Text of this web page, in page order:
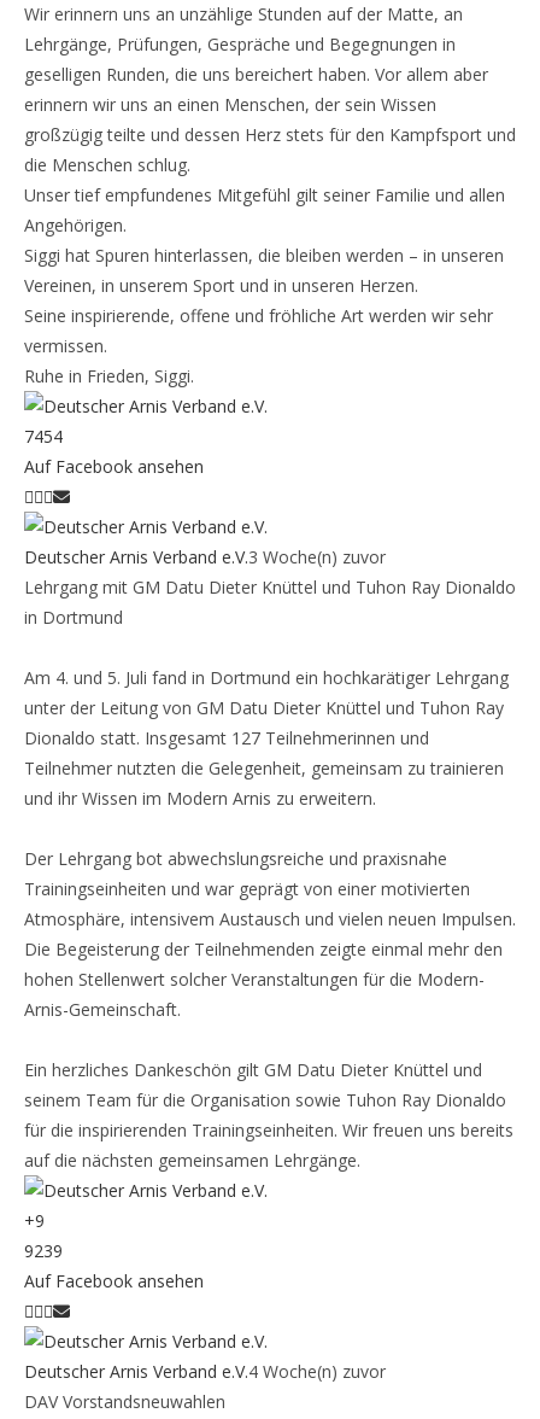
Wir erinnern uns an unzählige Stunden auf der Matte, an
Lehrgänge, Prüfungen, Gespräche und Begegnungen in
geselligen Runden, die uns bereichert haben. Vor allem aber
erinnern wir uns an einen Menschen, der sein Wissen
großzügig teilte und dessen Herz stets für den Kampfsport und
die Menschen schlug.
Unser tief empfundenes Mitgefühl gilt seiner Familie und allen
Angehörigen.
Siggi hat Spuren hinterlassen, die bleiben werden – in unseren
Vereinen, in unserem Sport und in unseren Herzen.
Seine inspirierende, offene und fröhliche Art werden wir sehr
vermissen.
Ruhe in Frieden, Siggi.
7454
Auf Facebook ansehen
Deutscher Arnis Verband e.V.3 Woche(n) zuvor
Lehrgang mit GM Datu Dieter Knüttel und Tuhon Ray Dionaldo
in Dortmund
Am 4. und 5. Juli fand in Dortmund ein hochkarätiger Lehrgang
unter der Leitung von GM Datu Dieter Knüttel und Tuhon Ray
Dionaldo statt. Insgesamt 127 Teilnehmerinnen und
Teilnehmer nutzten die Gelegenheit, gemeinsam zu trainieren
und ihr Wissen im Modern Arnis zu erweitern.
Der Lehrgang bot abwechslungsreiche und praxisnahe
Trainingseinheiten und war geprägt von einer motivierten
Atmosphäre, intensivem Austausch und vielen neuen Impulsen.
Die Begeisterung der Teilnehmenden zeigte einmal mehr den
hohen Stellenwert solcher Veranstaltungen für die Modern-
Arnis-Gemeinschaft.
Ein herzliches Dankeschön gilt GM Datu Dieter Knüttel und
seinem Team für die Organisation sowie Tuhon Ray Dionaldo
für die inspirierenden Trainingseinheiten. Wir freuen uns bereits
auf die nächsten gemeinsamen Lehrgänge.
+9
9239
Auf Facebook ansehen
Deutscher Arnis Verband e.V.4 Woche(n) zuvor
DAV Vorstandsneuwahlen